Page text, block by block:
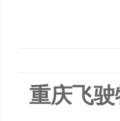
重庆飞